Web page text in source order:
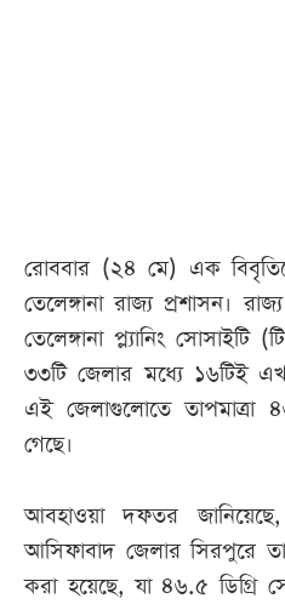
রোববার (২৪ মে) এক
তেলেঙ্গানা রাজ্য প্রশাসন।
তেলেঙ্গানা প্ল্যানিং সোসাইটি
৩৩টি জেলার মধ্যে ১৬টিই
এই জেলাগুলোতে তাপমাত্রা
গেছে।
আবহাওয়া দফতর
আসিফাবাদ জেলার সিরপুরে
করা হয়েছে, যা ৪৬.৫ ডিগ্রি